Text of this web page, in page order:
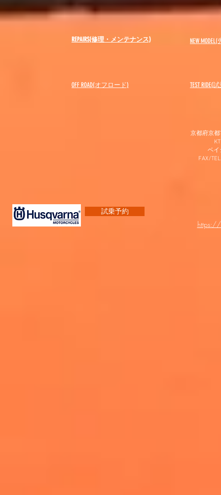
REPAIRS(修理・メンテナンス) NEW MODEL(
OFF ROAD(オフロード) ​TEST RIDE(
京都府京
ベイ
FAX/
試乗予約
https://